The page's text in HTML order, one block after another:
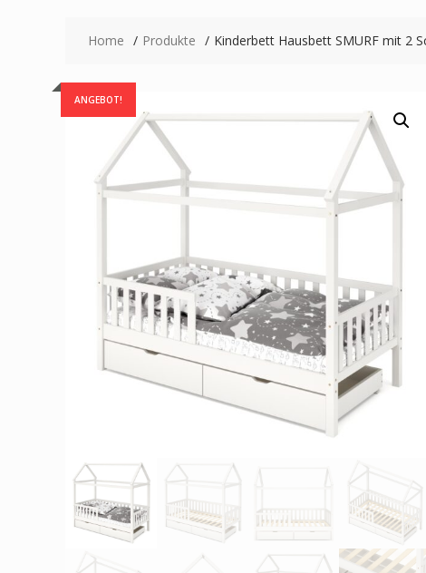
Home Produkte Kinderbett Hausbett SMURF mit 2
ANGEBOT!